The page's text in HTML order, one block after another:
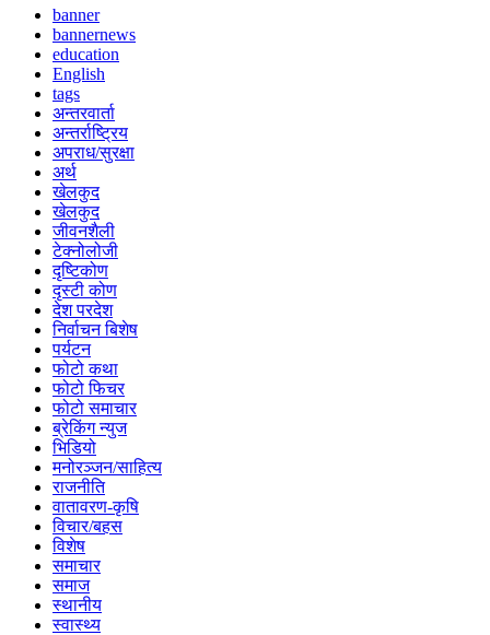
banner
bannernews
education
English
tags
अन्तरवार्ता
अन्तर्राष्ट्रिय
अपराध/सुरक्षा
अर्थ
खेलकुद
खेलकुद
जीवनशैली
टेक्नोलोजी
दृष्टिकोण
दृस्टी कोण
देश परदेश
निर्वाचन बिशेष
पर्यटन
फोटो कथा
फोटो फिचर
फोटो समाचार
ब्रेकिंग न्युज
भिडियो
मनोरञ्जन/साहित्य
राजनीति
वातावरण-कृषि
विचार/बहस
विशेष
समाचार
समाज
स्थानीय
स्वास्थ्य